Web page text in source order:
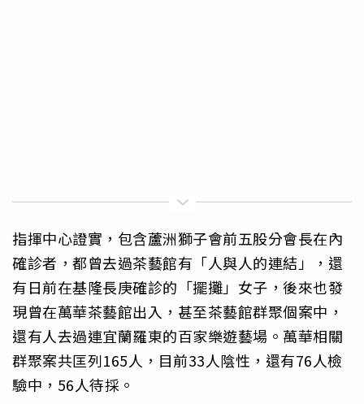
指揮中心證實，包含蘆洲獅子會前五股分會長在內
確診者，都曾去過茶藝館有「人與人的連結」，還
有日前在基隆長庚確診的「擺攤」女子，後來也發
現曾在萬華茶藝館出入，甚至茶藝館群聚個案中，
還有人去過連宜蘭羅東的百家樂遊藝場。萬華相關
群聚案共匡列165人，目前33人陰性，還有76人檢
驗中，56人待採。